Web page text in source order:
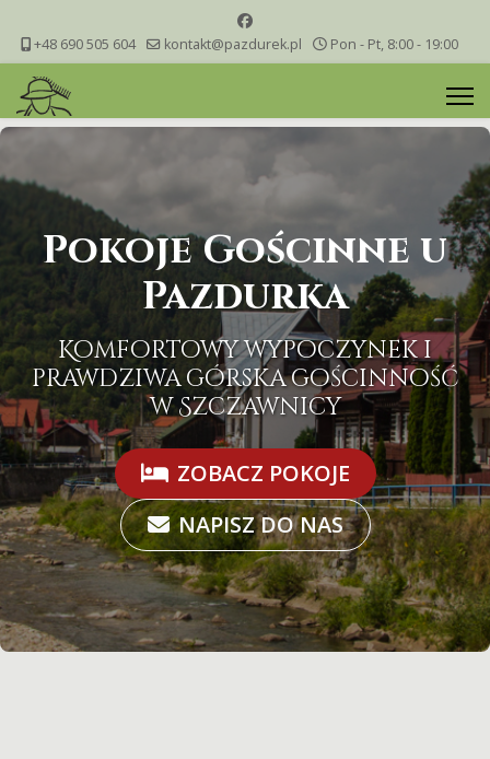
+48 690 505 604 kontakt@pazdurek.pl Pon - Pt, 8:00 - 19:00
Pokoje Gościnne u
Pazdurka
Komfortowy wypoczynek i
prawdziwa górska gościnność
w Szczawnicy
ZOBACZ POKOJE
NAPISZ DO NAS